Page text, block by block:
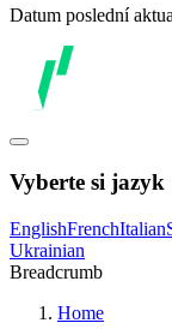
Datum poslední
Vyberte si jazyk
EnglishFrenchItalian
Ukrainian
Breadcrumb
Home